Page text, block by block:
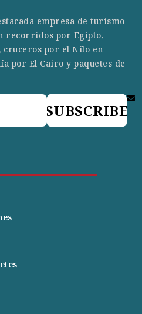
empresa de turismo
recorridos por Egipto,
cruceros por el Nilo en
por El Cairo y paquetes de
SUBSCRIBE